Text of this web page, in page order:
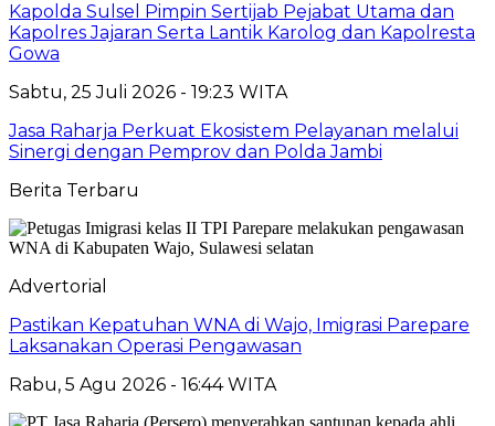
Kapolda Sulsel Pimpin Sertijab Pejabat Utama dan
Kapolres Jajaran Serta Lantik Karolog dan Kapolresta
Gowa
Sabtu, 25 Juli 2026 - 19:23 WITA
Jasa Raharja Perkuat Ekosistem Pelayanan melalui
Sinergi dengan Pemprov dan Polda Jambi
Berita Terbaru
Advertorial
Pastikan Kepatuhan WNA di Wajo, Imigrasi Parepare
Laksanakan Operasi Pengawasan
Rabu, 5 Agu 2026 - 16:44 WITA